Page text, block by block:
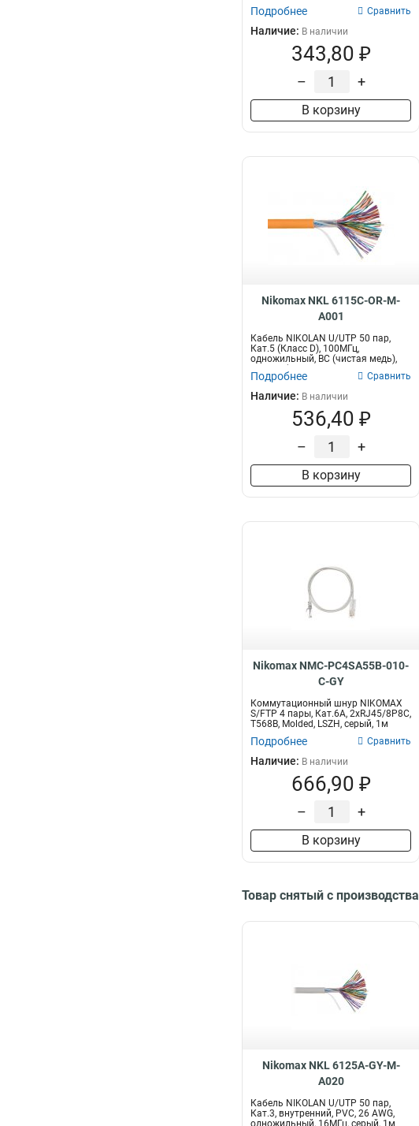
Подробнее Сравнить
Наличие: В наличии
343,80 ₽
– +
В корзину
Nikomax NKL 6115C-OR-M-
A001
Кабель NIKOLAN U/UTP 50 пар,
Кат.5 (Класс D), 100МГц,
одножильный, BC (чистая медь),
24AWG (0,5...
Подробнее Сравнить
Наличие: В наличии
536,40 ₽
– +
В корзину
Nikomax NMC-PC4SA55B-010-
C-GY
Коммутационный шнур NIKOMAX
S/FTP 4 пары, Кат.6A, 2хRJ45/8P8C,
T568B, Molded, LSZH, серый, 1м
Подробнее Сравнить
Наличие: В наличии
666,90 ₽
– +
В корзину
Товар снятый с производства
Nikomax NKL 6125A-GY-M-
A020
Кабель NIKOLAN U/UTP 50 пар,
Кат.3, внутренний, PVC, 26 AWG,
одножильный, 16МГц, серый, 1м